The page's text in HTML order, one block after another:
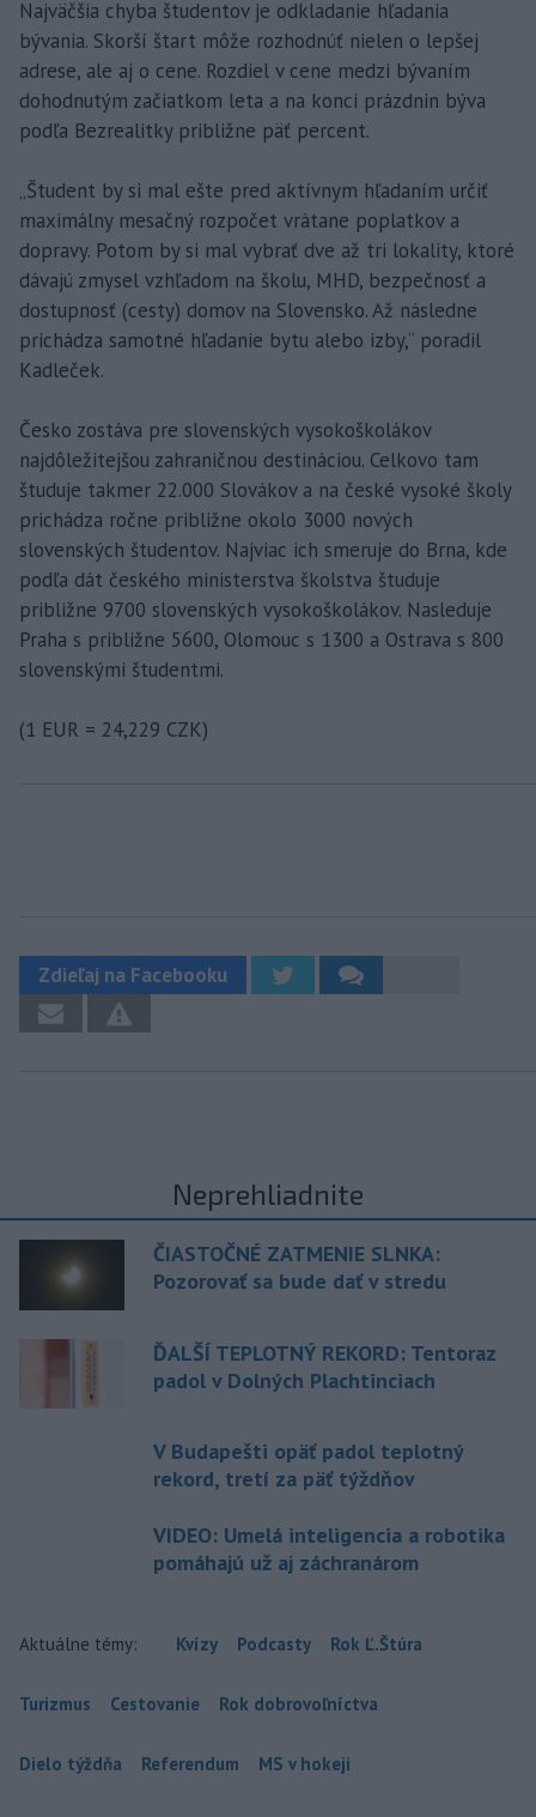
Najväčšia chyba študentov je odkladanie hľadania
bývania. Skorší štart môže rozhodnúť nielen o lepšej
adrese, ale aj o cene. Rozdiel v cene medzi bývaním
dohodnutým začiatkom leta a na konci prázdnin býva
podľa Bezrealitky približne päť percent.
„Študent by si mal ešte pred aktívnym hľadaním určiť
maximálny mesačný rozpočet vrátane poplatkov a
dopravy. Potom by si mal vybrať dve až tri lokality, ktoré
dávajú zmysel vzhľadom na školu, MHD, bezpečnosť a
dostupnosť (cesty) domov na Slovensko. Až následne
prichádza samotné hľadanie bytu alebo izby,“ poradil
Kadleček.
Česko zostáva pre slovenských vysokoškolákov
najdôležitejšou zahraničnou destináciou. Celkovo tam
študuje takmer 22.000 Slovákov a na české vysoké školy
prichádza ročne približne okolo 3000 nových
slovenských študentov. Najviac ich smeruje do Brna, kde
podľa dát českého ministerstva školstva študuje
približne 9700 slovenských vysokoškolákov. Nasleduje
Praha s približne 5600, Olomouc s 1300 a Ostrava s 800
slovenskými študentmi.
(1 EUR = 24,229 CZK)
Zdieľaj na Facebooku
Neprehliadnite
ČIASTOČNÉ ZATMENIE SLNKA:
Pozorovať sa bude dať v stredu
ĎALŠÍ TEPLOTNÝ REKORD: Tentoraz
padol v Dolných Plachtinciach
V Budapešti opäť padol teplotný
rekord, tretí za päť týždňov
VIDEO: Umelá inteligencia a robotika
pomáhajú už aj záchranárom
Aktuálne témy: Kvízy Podcasty Rok Ľ.Štúra
Turizmus Cestovanie Rok dobrovoľníctva
Dielo týždňa Referendum MS v hokeji